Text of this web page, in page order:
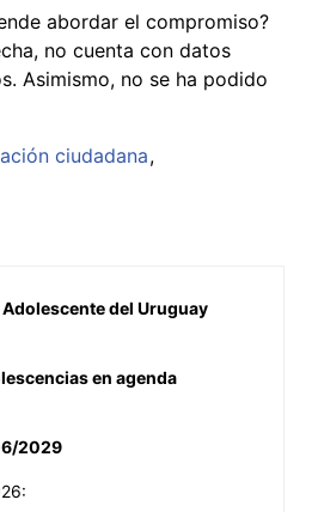
abordar el compromiso?
no cuenta con datos
Asimismo, no se ha podido
ciudadana
del Uruguay
en agenda
2029